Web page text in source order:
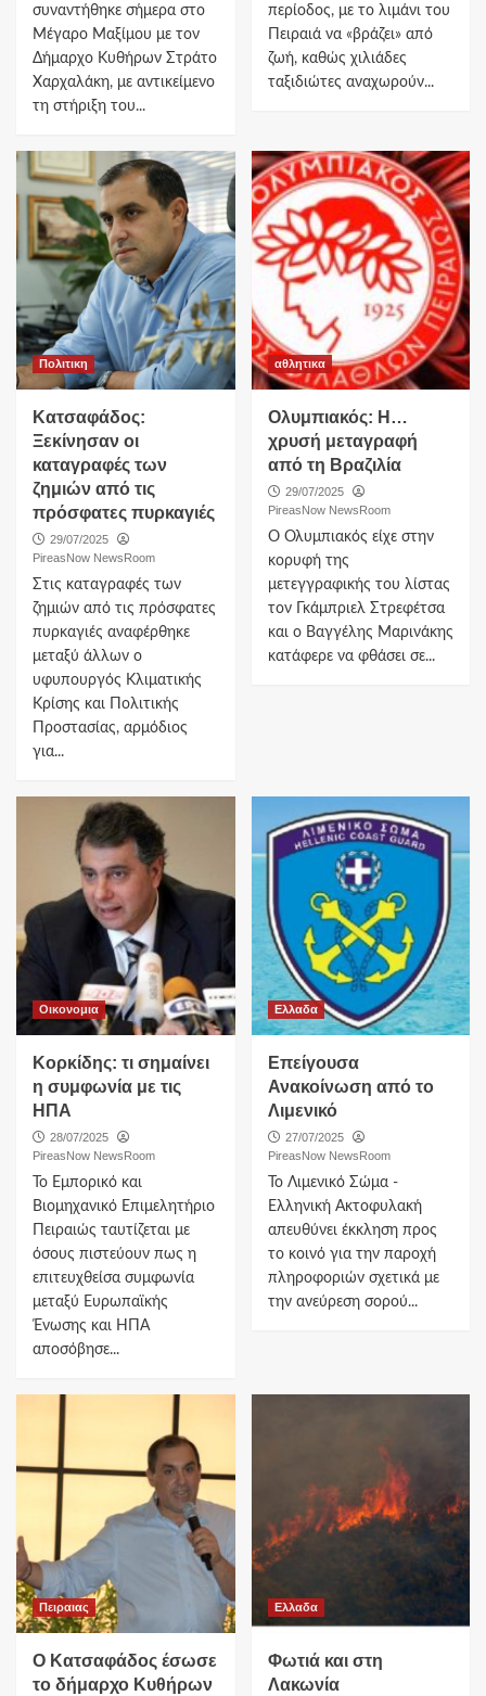
συναντήθηκε σήμερα στο
Μέγαρο Μαξίμου με τον
Δήμαρχο Κυθήρων Στράτο
Χαρχαλάκη, με αντικείμενο
τη στήριξη του...
περίοδος, με το λιμάνι του
Πειραιά να «βράζει» από
ζωή, καθώς χιλιάδες
ταξιδιώτες αναχωρούν...
Πολιτικη
Κατσαφάδος:
Ξεκίνησαν οι
καταγραφές των
ζημιών από τις
πρόσφατες πυρκαγιές
29/07/2025
PireasNow NewsRoom
Στις καταγραφές των
ζημιών από τις πρόσφατες
πυρκαγιές αναφέρθηκε
μεταξύ άλλων ο
υφυπουργός Κλιματικής
Κρίσης και Πολιτικής
Προστασίας, αρμόδιος
για...
αθλητικα
Ολυμπιακός: Η…
χρυσή μεταγραφή
από τη Βραζιλία
29/07/2025
PireasNow NewsRoom
Ο Ολυμπιακός είχε στην
κορυφή της
μετεγγραφικής του λίστας
τον Γκάμπριελ Στρεφέτσα
και ο Βαγγέλης Μαρινάκης
κατάφερε να φθάσει σε...
Οικονομια
Κορκίδης: τι σημαίνει
η συμφωνία με τις
ΗΠΑ
28/07/2025
PireasNow NewsRoom
Το Εμπορικό και
Βιομηχανικό Επιμελητήριο
Πειραιώς ταυτίζεται με
όσους πιστεύουν πως η
επιτευχθείσα συμφωνία
μεταξύ Ευρωπαϊκής
Ένωσης και ΗΠΑ
αποσόβησε...
Ελλαδα
Επείγουσα
Ανακοίνωση από το
Λιμενικό
27/07/2025
PireasNow NewsRoom
Το Λιμενικό Σώμα -
Ελληνική Ακτοφυλακή
απευθύνει έκκληση προς
το κοινό για την παροχή
πληροφοριών σχετικά με
την ανεύρεση σορού...
Πειραιας
Ο Κατσαφάδος έσωσε
το δήμαρχο Κυθήρων
Ελλαδα
Φωτιά και στη
Λακωνία